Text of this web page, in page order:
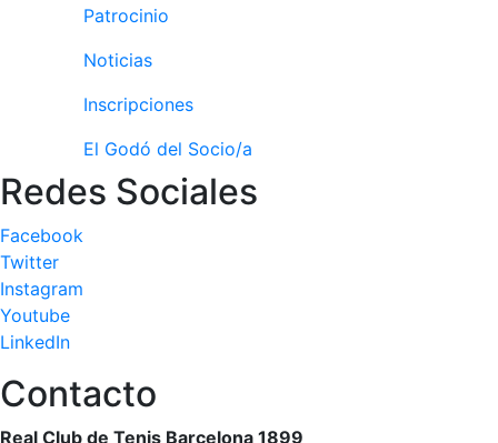
Sociales
Juegos de
Peñas del Club
Wellness Center
Servicio de
fisiosalud
Entrenamientos
personales
Actividades
Piscina
Normativa
Patrocinio
Noticias
Inscripciones
El Godó del Socio/a
Redes Sociales
Facebook
Twitter
Instagram
Youtube
LinkedIn
Contacto
Real Club de Tenis Barcelona 1899